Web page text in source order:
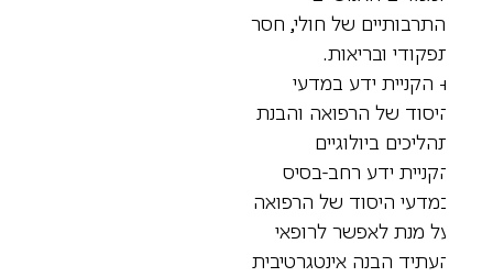
של חולי, חסר
ובריאות.
הקניית ידע במדעי
של הרפואה והבנת
ביולוגיים
ידע רחב-בסיס
היסוד של הרפואה
מנת לאפשר לרופאי
הבנה אינטגרטיבית